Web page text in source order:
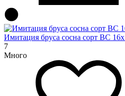
Имитация бруса сосна сорт BC
7
Много